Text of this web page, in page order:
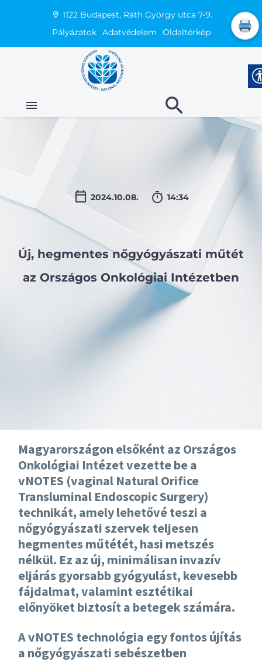
1122 Budapest, Ráth György utca 7-9.
Pályázatok Adatvédelem Oldaltérkép
2024.10.08. 14:34
Új, hegmentes nőgyógyászati műtét
az Országos Onkológiai Intézetben
Magyarországon elsőként az Országos
Onkológiai Intézet vezette be a
vNOTES (vaginal Natural Orifice
Transluminal Endoscopic Surgery)
technikát, amely lehetővé teszi a
nőgyógyászati szervek teljesen
hegmentes műtétét, hasi metszés
nélkül. Ez az új, minimálisan invazív
eljárás gyorsabb gyógyulást, kevesebb
fájdalmat, valamint esztétikai
előnyöket biztosít a betegek számára.
A vNOTES technológia egy fontos újítás
a nőgyógyászati sebészetben